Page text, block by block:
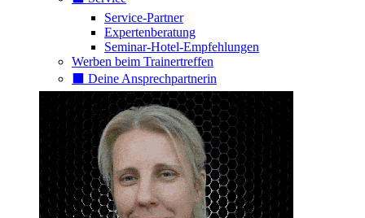
Service-Partner
Expertenberatung
Seminar-Hotel-Empfehlungen
Werben beim Trainertreffen
⬛️ Deine Ansprechpartnerin